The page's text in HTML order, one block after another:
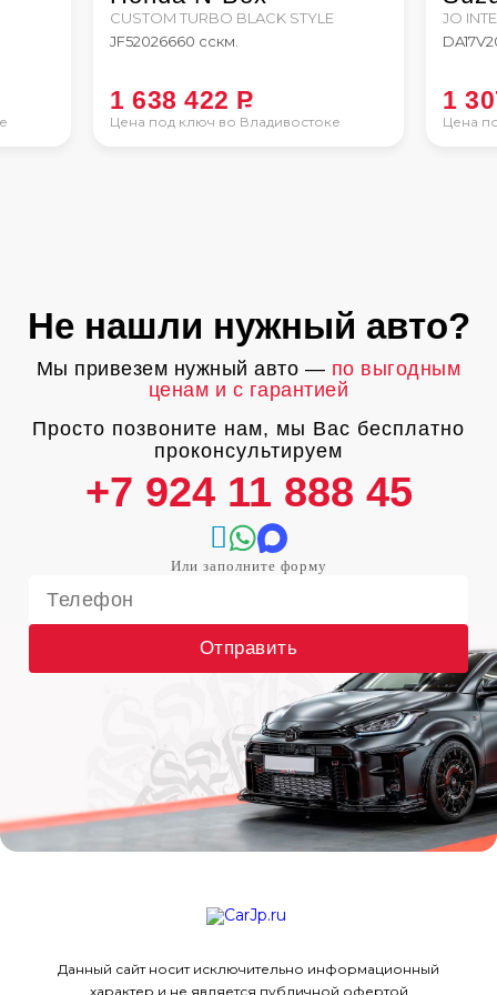
CUSTOM TURBO BLACK STYLE
JF52026660 сскм.
Цена под ключ во Владивостоке
1 638 422 P
JO
DA17V
Цена
1
Не нашли нужный авто?
Мы привезем нужный авто — по выгодным
ценам и с гарантией
Просто позвоните нам, мы Вас бесплатно
проконсультируем
+7 924 11 888 45
Отправить
Данный сайт носит исключительно информационный
характер и не является публичной офертой